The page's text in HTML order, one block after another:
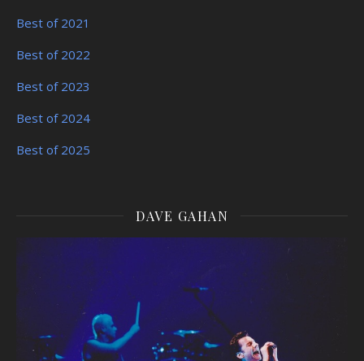
Best of 2021
Best of 2022
Best of 2023
Best of 2024
Best of 2025
DAVE GAHAN